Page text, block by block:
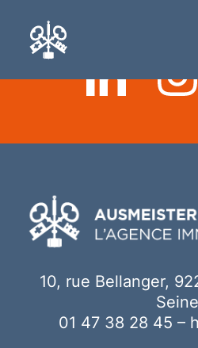
10, rue Bellanger,
Seine
01 47 38 28 45 –